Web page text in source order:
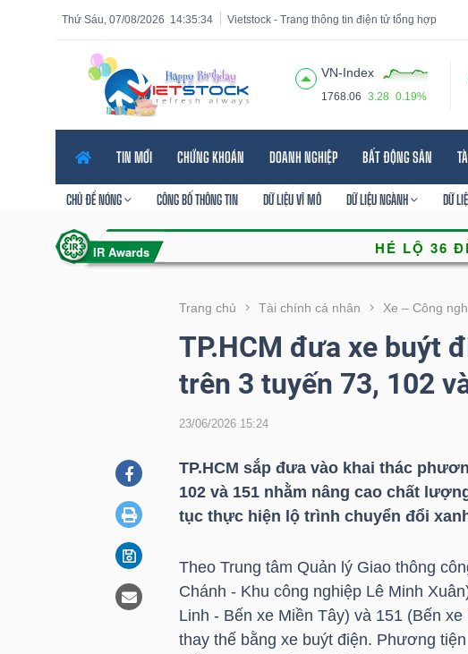
14:35:36
Thứ Sáu, 07/08/2026 Vietstock - Trang thông tin điện tử tổng hợp
VN-Index
1768.06 3.28 0.19%
TIN MỚI CHỨNG KHOÁN DOANH NGHIỆP BẤT ĐỘNG SẢN
CHỦ ĐỀ NÓNG CÔNG BỐ THÔNG TIN DỮ LIỆU VĨ MÔ DỮ LIỆU NGÀNH DỮ
Trang chủ Tài chính cá nhân Xe – Công
TP.HCM đưa xe buýt
trên 3 tuyến 73, 102
23/06/2026 15:24
TP.HCM sắp đưa vào khai thác
102 và 151 nhằm nâng cao chất
tục thực hiện lộ trình chuyển đổi
Theo Trung tâm Quản lý Giao thông
Chánh - Khu công nghiệp Lê Minh
Linh - Bến xe Miền Tây) và 151 (Bến
thay thế bằng xe buýt điện. Phương
Tính năng
năng
VIETSTOCK